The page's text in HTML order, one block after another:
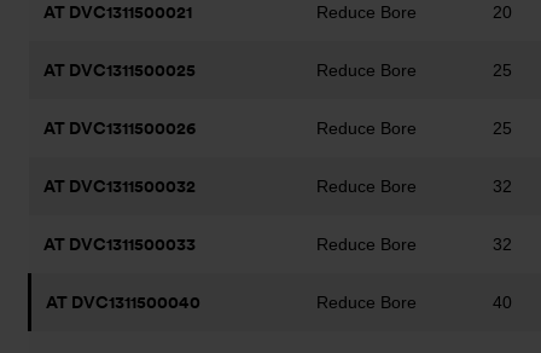
AT DVC1311500021 Reduce Bore 20
AT DVC1311500025 Reduce Bore 25
AT DVC1311500026 Reduce Bore 25
AT DVC1311500032 Reduce Bore 32
AT DVC1311500033 Reduce Bore 32
AT DVC1311500040 Reduce Bore 40